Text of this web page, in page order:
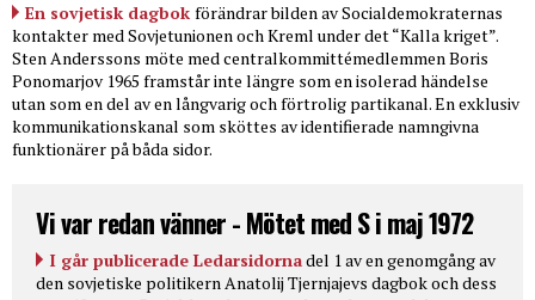
En sovjetisk dagbok förändrar bilden av Socialdemokraternas
kontakter med Sovjetunionen och Kreml under det “Kalla kriget”.
Sten Anderssons möte med centralkommittémedlemmen Boris
Ponomarjov 1965 framstår inte längre som en isolerad händelse
utan som en del av en långvarig och förtrolig partikanal. En exklusiv
kommunikationskanal som sköttes av identifierade namngivna
funktionärer på båda sidor.
Vi var redan vänner - Mötet med S i maj 1972
I går publicerade Ledarsidornadel 1 av en genomgång av
den sovjetiske politikern Anatolij Tjernjajevs dagbok och dess